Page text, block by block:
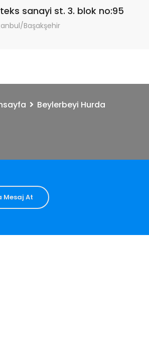
sanayi st. 3. blok no:95
Başakşehir
Beylerbeyi Hurda
Mesaj At